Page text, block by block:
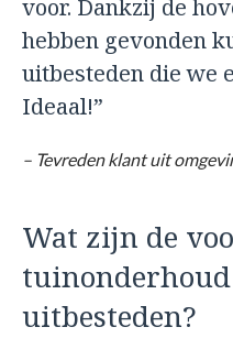
voor. Dankzij de
hebben gevonden
uitbesteden die we
Ideaal!”
– Tevreden klant uit
Wat zijn de
uitbesteden?